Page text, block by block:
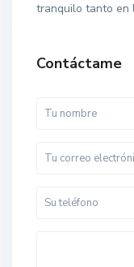
tranquilo tanto en
Contáctame